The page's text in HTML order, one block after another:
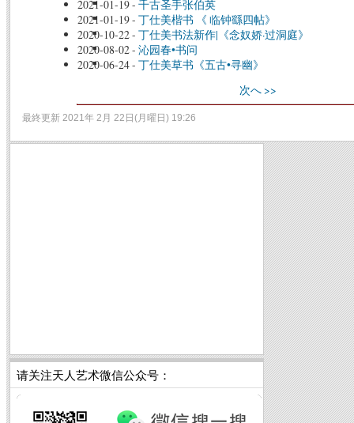
2021-01-19- 千古圣手张伯英
2021-01-19- 丁仕美楷书 《 临钟繇四帖》
2020-10-22- 丁仕美书法新作|《念奴娇·过洞庭》
2020-08-02- 沁园春•书问
2020-06-24- 丁仕美草书《五古•寻幽》
次へ >>
最終更新 2021年 2月 22日(月曜日) 19:26
请关注天人艺术微信公众号：